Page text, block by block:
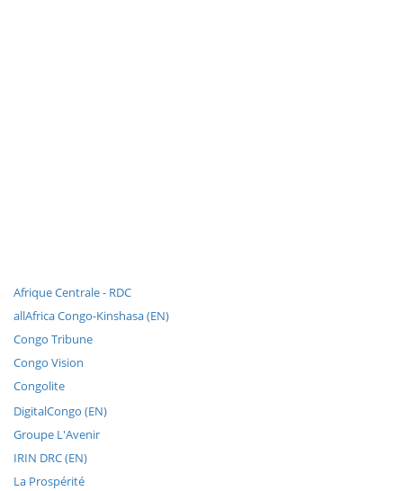
Afrique Centrale - RDC
allAfrica Congo-Kinshasa (EN)
Congo Tribune
Congo Vision
Congolite
DigitalCongo (EN)
Groupe L'Avenir
IRIN DRC (EN)
La Prospérité